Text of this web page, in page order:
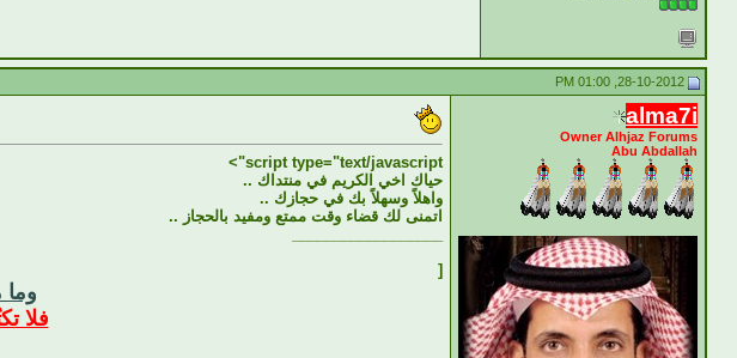
alma7i
Owner Alhjaz Forums
Abu Abdallah
script type="text/javascript">
حياك اخي الكريم في منتداك ..
واهلاً وسهلاً بك في حجازك ..
اتمنى لك قضاء وقت ممتع ومفيد بالحجاز ..
[
وما
فلا